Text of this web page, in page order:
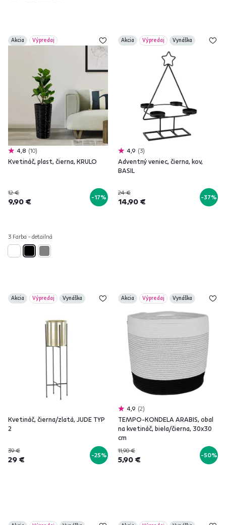
Akcia Výpredaj
4,8 10
Kvetináč, plast, čierna, KRULO
12 €
9,90 € -17%
3 Farba - detailná
Akcia Výpredaj Vynáška
4,9 3
Adventný veniec, čierna, kov,
BASIL
24 €
14,90 € -37%
Akcia Výpredaj Vynáška
Kvetináč, čierna/zlatá, JUDE TYP
2
39 €
29 € -25%
Akcia Výpredaj Vynáška
4,9 2
TEMPO-KONDELA ARABIS, obal
na kvetináč, biela/čierna, 30x30
cm
11,90 €
5,90 € -50%